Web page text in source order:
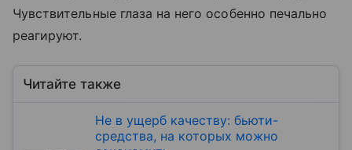
Чувствительные глаза на него особенно печально
реагируют.
Читайте также
Не в ущерб качеству: бьюти-
средства, на которых можно